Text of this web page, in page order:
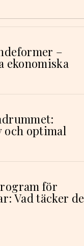
–
ekonomiska
och optimal
för
Vad täcker de